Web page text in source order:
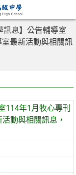
訊息】公告輔導室
最新活動與相關訊
114年1月牧心專刊
動與相關訊息，